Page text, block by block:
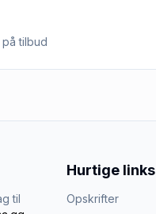
tilbud
til
Hurtige links
Opskrifter